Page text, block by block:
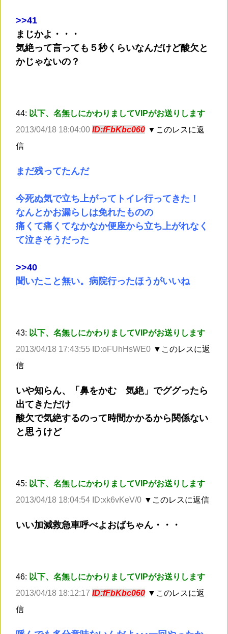
>>41
まじかよ・・・
気絶って言っても５秒くらいなんだけど酸欠と
かじゃないの？
44: 以下、名無しにかわりましてVIPがお送りします
2013/04/18 18:04:00 ID:fFbKbc060 ▼このレスに返
信
まだ残ってたんだ
今死ぬ気で立ち上がってトイレ行ってきた！
なんとかお漏らしは免れたものの
痛くて痛くてなかなか便座から立ち上がれなく
て泣きそうだった
>>40
聞いたこと無い。病院行ったほうがいいね
43: 以下、名無しにかわりましてVIPがお送りします
2013/04/18 17:43:55 ID:oFUhHsWE0 ▼このレスに返
信
いや知らん、「鼻をかむ 気絶」でググったら
出てきただけ
酸欠で気絶するのって時間かかるから関係ない
と思うけど
45: 以下、名無しにかわりましてVIPがお送りします
2013/04/18 18:04:54 ID:xk6vKeV/0 ▼このレスに返信
いい加減救急車呼べよおばちゃん・・・
46: 以下、名無しにかわりましてVIPがお送りします
2013/04/18 18:12:17 ID:fFbKbc060 ▼このレスに返
信